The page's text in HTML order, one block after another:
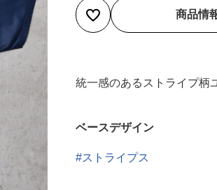
商品情
統一感のあるストライプ柄
ベースデザイン
ストライプス